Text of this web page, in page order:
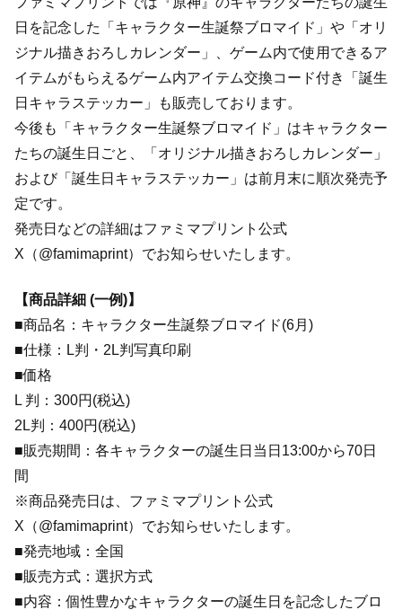
日を記念した「キャラクター生誕祭ブロマイド」や「オリ
ジナル描きおろしカレンダー」、ゲーム内で使用できるア
イテムがもらえるゲーム内アイテム交換コード付き「誕生
日キャラステッカー」も販売しております。
今後も「キャラクター生誕祭ブロマイド」はキャラクター
たちの誕生日ごと、「オリジナル描きおろしカレンダー」
および「誕生日キャラステッカー」は前月末に順次発売予
定です。
発売日などの詳細はファミマプリント公式
X（@famimaprint）でお知らせいたします。
【商品詳細 (一例)】
■商品名：キャラクター生誕祭ブロマイド(6月)
■仕様：L判・2L判写真印刷
■価格
L 判：300円(税込)
2L判：400円(税込)
■販売期間：各キャラクターの誕生日当日13:00から70日
間
※商品発売日は、ファミマプリント公式
X（@famimaprint）でお知らせいたします。
■発売地域：全国
■販売方式：選択方式
■内容：個性豊かなキャラクターの誕生日を記念したブロ